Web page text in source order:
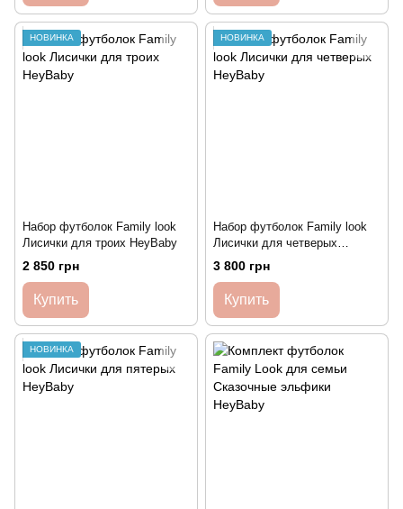
НОВИНКА
Набор футболок Family look
Лисички для троих HeyBaby
2 850 грн
Купить
НОВИНКА
Набор футболок Family look
Лисички для четверых
HeyBaby
3 800 грн
Купить
НОВИНКА